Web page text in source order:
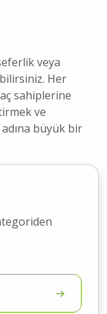
veya
Her
sahiplerine
ve
büyük bir